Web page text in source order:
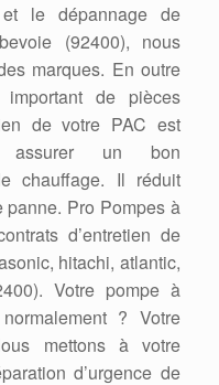
et le dépannage de
(92400), nous
marques. En outre
important de pièces
de votre PAC est
assurer un bon
chauffage. Il réduit
Pro Pompes à
d’entretien de
hitachi, atlantic,
Votre pompe à
? Votre
mettons à votre
d’urgence de